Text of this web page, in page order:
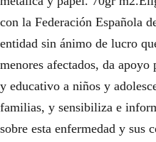
con la Federación Española
entidad sin ánimo de lucro
menores afectados, da
y educativo a niños y
familias, y sensibiliza e
sobre esta enfermedad y sus